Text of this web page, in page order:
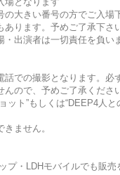
大きい番号の方でご入場
ります。予めご了承下さい
出演者は一切責任を負い
での撮影となります。必
ので、予めご了承くださ
ット”もしくは“DEEP4人
ません。
プ・LDHモバイルでも販売